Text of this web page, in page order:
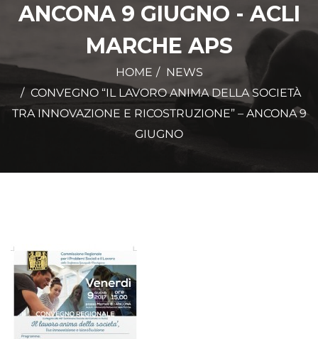
ANCONA 9 GIUGNO - ACLI
MARCHE APS
HOME
NEWS
CONVEGNO “IL LAVORO ANIMA DELLA SOCIETÀ
TRA INNOVAZIONE E RICOSTRUZIONE” – ANCONA 9
GIUGNO